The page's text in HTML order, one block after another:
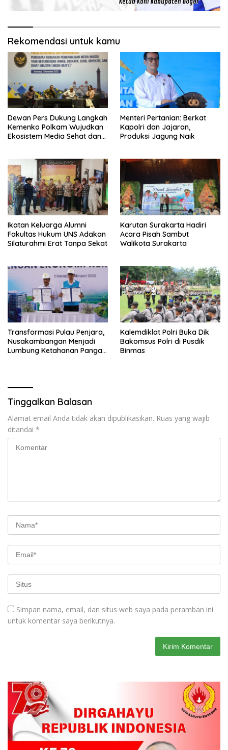
Rekomendasi untuk kamu
Dewan Pers Dukung Langkah
Kemenko Polkam Wujudkan
Ekosistem Media Sehat dan
Menteri Pertanian: Berkat
Kapolri dan Jajaran,
Produksi Jagung Naik
Ikatan Keluarga Alumni
Fakultas Hukum UNS Adakan
Silaturahmi Erat Tanpa Sekat
Karutan Surakarta Hadiri
Acara Pisah Sambut
Walikota Surakarta
Transformasi Pulau Penjara,
Nusakambangan Menjadi
Lumbung Ketahanan Pangan
Kalemdiklat Polri Buka Dik
Bakomsus Polri di Pusdik
Binmas
Tinggalkan Balasan
Alamat email Anda tidak akan dipublikasikan. Ruas yang wajib
ditandai *
Simpan nama, email, dan situs web saya pada peramban ini
untuk komentar saya berikutnya.